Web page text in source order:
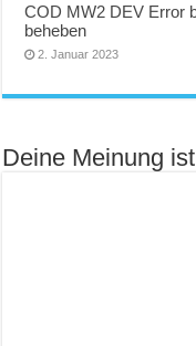
COD MW2 DEV Error
beheben
2. Januar 2023
Deine Meinung